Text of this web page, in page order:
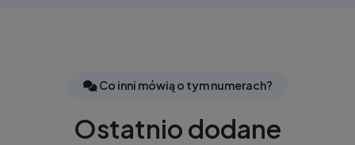
Co inni mówią o tym numerach?
Ostatnio dodane